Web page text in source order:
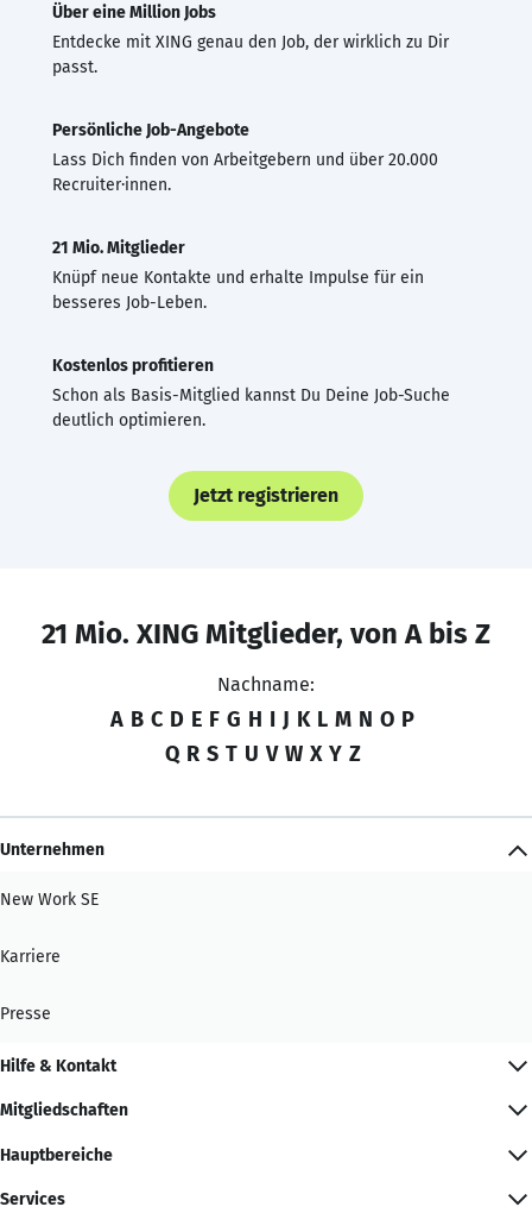
Über eine Million Jobs
Entdecke mit XING genau den Job, der wirklich zu Dir
passt.
Persönliche Job-Angebote
Lass Dich finden von Arbeitgebern und über 20.000
Recruiter·innen.
21 Mio. Mitglieder
Knüpf neue Kontakte und erhalte Impulse für ein
besseres Job-Leben.
Kostenlos profitieren
Schon als Basis-Mitglied kannst Du Deine Job-Suche
deutlich optimieren.
Jetzt registrieren
21 Mio. XING Mitglieder, von A bis Z
Nachname:
A B C D E F G H I J K L M N O P
Q R S T U V W X Y Z
Unternehmen
New Work SE
Karriere
Presse
Hilfe & Kontakt
Mitgliedschaften
Hauptbereiche
Services